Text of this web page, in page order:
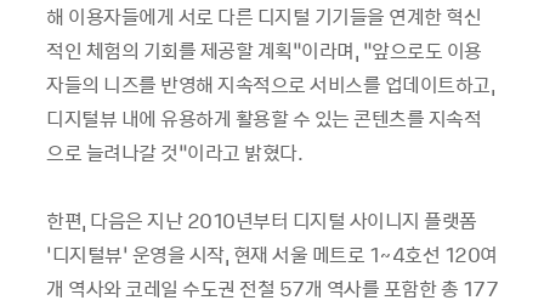
해 이용자들에게 서로 다른 디지털 기기들을 연계한 혁신
적인 체험의 기회를 제공할 계획”이라며, “앞으로도 이용
자들의 니즈를 반영해 지속적으로 서비스를 업데이트하고,
디지털뷰 내에 유용하게 활용할 수 있는 콘텐츠를 지속적
으로 늘려나갈 것”이라고 밝혔다.
한편, 다음은 지난 2010년부터 디지털 사이니지 플랫폼
‘디지털뷰’ 운영을 시작, 현재 서울 메트로 1~4호선 120여
개 역사와 코레일 수도권 전철 57개 역사를 포함한 총 177